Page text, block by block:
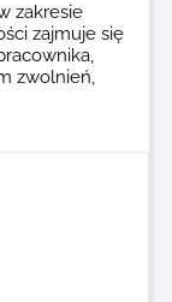
zakresie
zajmuje się
zwolnień,